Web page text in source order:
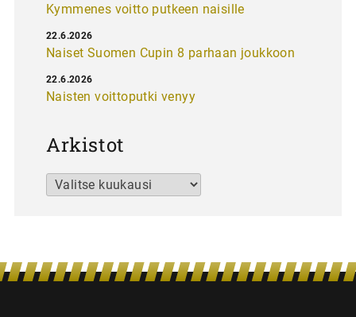
Kymmenes voitto putkeen naisille
Naiset Suomen Cupin 8 parhaan joukkoon
22.6.2026
Naisten voittoputki venyy
22.6.2026
Arkistot
Arkistot